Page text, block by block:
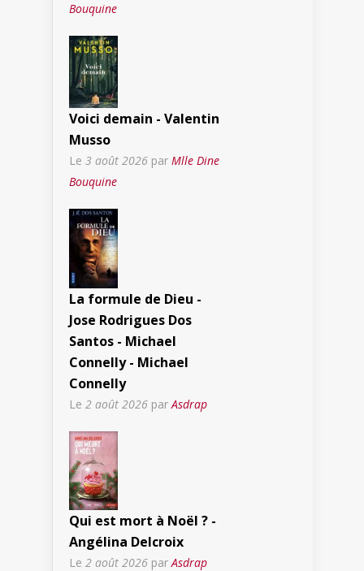
Bouquine
Voici demain - Valentin
Musso
Le 3 août 2026 par Mlle Dine
Bouquine
La formule de Dieu -
Jose Rodrigues Dos
Santos - Michael
Connelly - Michael
Connelly
Le 2 août 2026 parAsdrap
Qui est mort à Noël ? -
Angélina Delcroix
Le 2 août 2026 par Asdrap